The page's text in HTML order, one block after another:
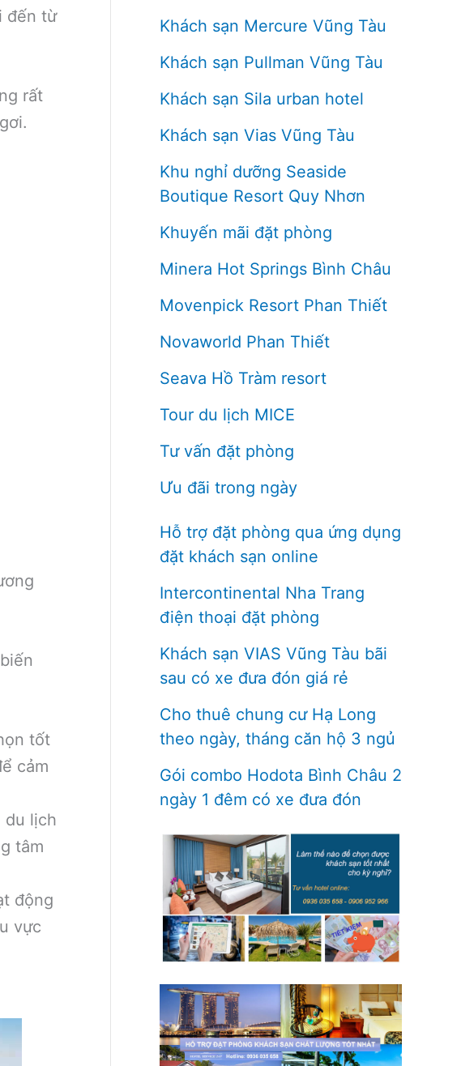
đến từ
rất
tốt
cảm
du lịch
tâm
động
vực
Khách sạn Mercure Vũng Tàu
Khách sạn Pullman Vũng Tàu
Khách sạn Sila urban hotel
Khách sạn Vias Vũng Tàu
Khu nghỉ dưỡng Seaside
Boutique Resort Quy Nhơn
Khuyến mãi đặt phòng
Minera Hot Springs Bình Châu
Movenpick Resort Phan Thiết
Novaworld Phan Thiết
Seava Hồ Tràm resort
Tour du lịch MICE
Tư vấn đặt phòng
Ưu đãi trong ngày
Hỗ trợ đặt phòng qua ứng dụng
đặt khách sạn online
Intercontinental Nha Trang
điện thoại đặt phòng
Khách sạn VIAS Vũng Tàu bãi
sau có xe đưa đón giá rẻ
Cho thuê chung cư Hạ Long
theo ngày, tháng căn hộ 3 ngủ
Gói combo Hodota Bình Châu 2
ngày 1 đêm có xe đưa đón